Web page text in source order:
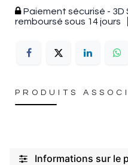
Paiement sécurisé - 3D
remboursé sous 14 jours
PRODUITS
Informations sur le